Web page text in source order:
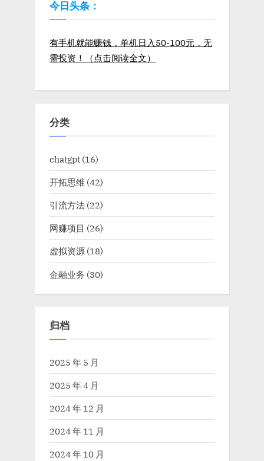
今日头条：
有手机就能赚钱，单机日入50-100元，无
需投资！（点击阅读全文）
分类
chatgpt (16)
开拓思维 (42)
引流方法 (22)
网赚项目 (26)
虚拟资源 (18)
金融业务 (30)
归档
2025 年 5 月
2025 年 4 月
2024 年 12 月
2024 年 11 月
2024 年 10 月